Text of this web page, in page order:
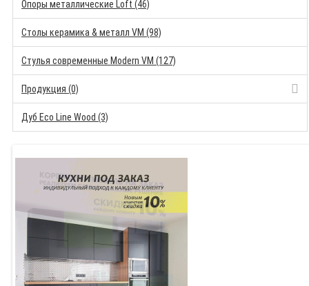
Опоры металлические Loft (46)
Столы керамика & металл VM (98)
Стулья современные Modern VM (127)
Продукция (0)
Дуб Eco Line Wood (3)